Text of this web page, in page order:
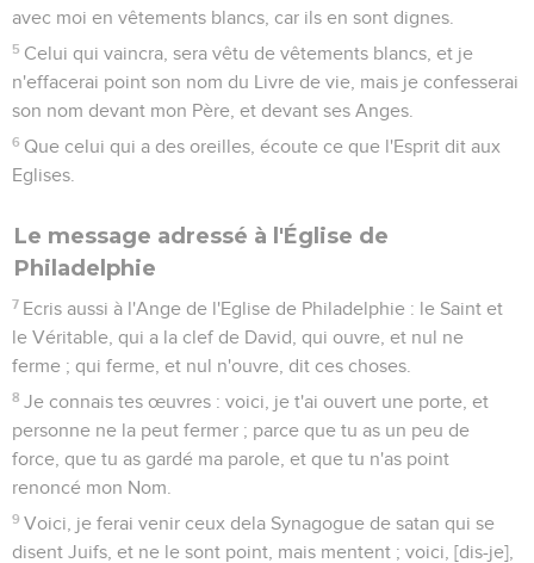
avec moi en vêtements blancs, car ils en sont dignes.
5 Celui qui vaincra, sera vêtu de vêtements blancs, et je
n'effacerai point son nom du Livre de vie, mais je confesserai
son nom devant mon Père, et devant ses Anges.
6 Que celui qui a des oreilles, écoute ce que l'Esprit dit aux
Eglises.
Le message adressé à l'Église de
Philadelphie
7 Ecris aussi à l'Ange de l'Eglise de Philadelphie : le Saint et
le Véritable, qui a la clef de David, qui ouvre, et nul ne
ferme ; qui ferme, et nul n'ouvre, dit ces choses.
8 Je connais tes œuvres : voici, je t'ai ouvert une porte, et
personne ne la peut fermer ; parce que tu as un peu de
force, que tu as gardé ma parole, et que tu n'as point
renoncé mon Nom.
9 Voici, je ferai venir ceux dela Synagogue de satan qui se
disent Juifs, et ne le sont point, mais mentent ; voici, [dis-je],